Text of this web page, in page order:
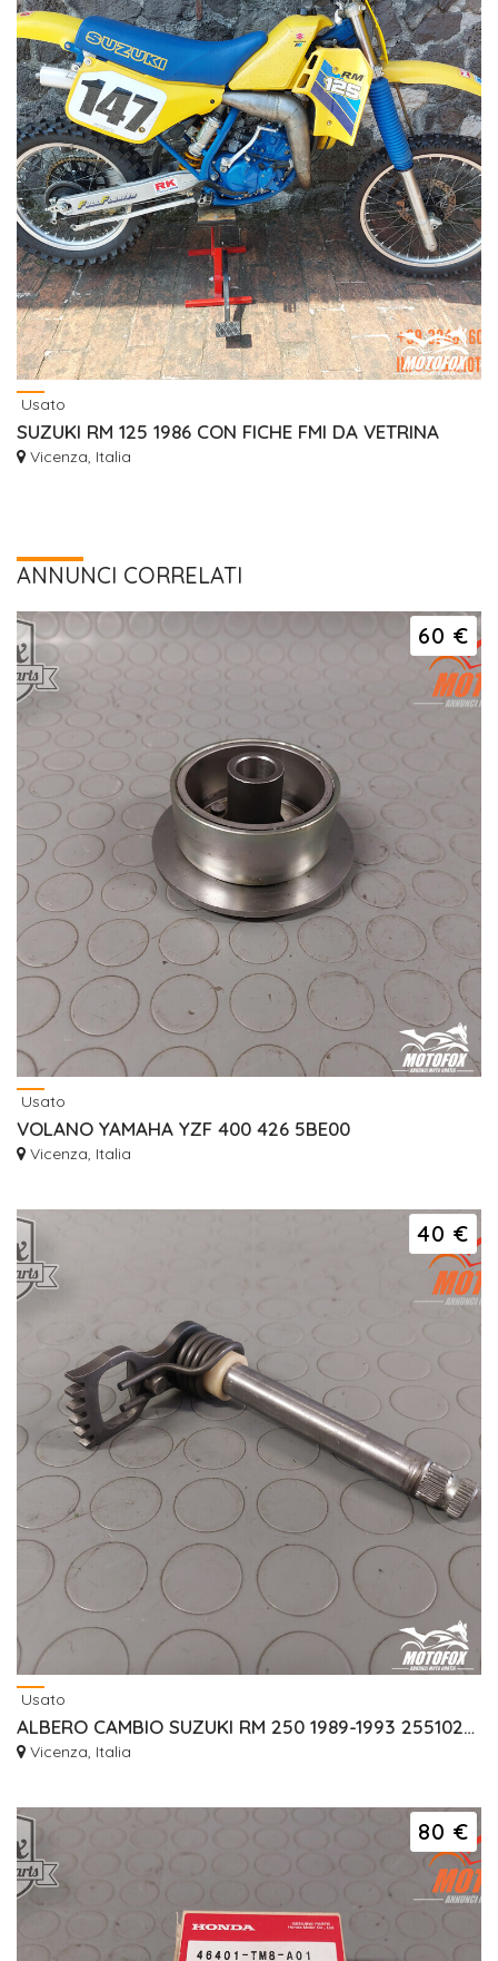
Usato
SUZUKI RM 125 1986 CON FICHE FMI DA VETRINA
Vicenza, Italia
ANNUNCI CORRELATI
60 €
Usato
VOLANO YAMAHA YZF 400 426 5BE00
Vicenza, Italia
40 €
Usato
ALBERO CAMBIO SUZUKI RM 250 1989-1993 2551028C30
Vicenza, Italia
80 €